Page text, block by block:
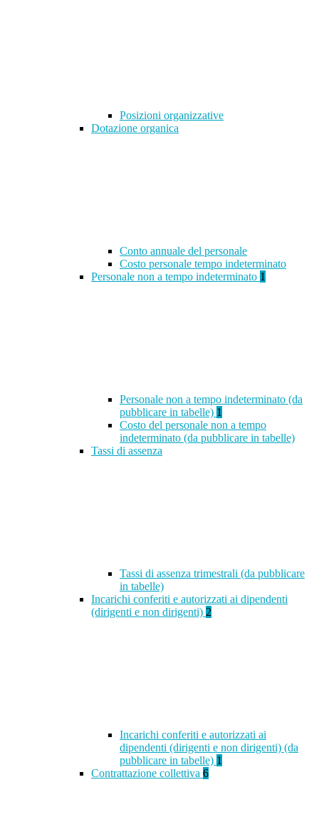
Posizioni organizzative
Dotazione organica
Conto annuale del personale
Costo personale tempo indeterminato
Personale non a tempo indeterminato 1
Personale non a tempo indeterminato (da
pubblicare in tabelle) 1
Costo del personale non a tempo
indeterminato (da pubblicare in tabelle)
Tassi di assenza
Tassi di assenza trimestrali (da pubblicare
in tabelle)
Incarichi conferiti e autorizzati ai dipendenti
(dirigenti e non dirigenti) 2
Incarichi conferiti e autorizzati ai
dipendenti (dirigenti e non dirigenti) (da
pubblicare in tabelle) 1
Contrattazione collettiva 6